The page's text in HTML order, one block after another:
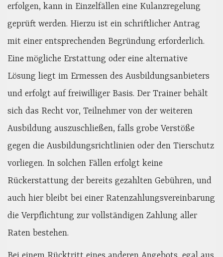
erfolgen, kann in Einzelfällen eine Kulanzregelung
geprüft werden. Hierzu ist ein schriftlicher Antrag
mit einer entsprechenden Begründung erforderlich.
Eine mögliche Erstattung oder eine alternative
Lösung liegt im Ermessen des Ausbildungsanbieters
und erfolgt auf freiwilliger Basis. Der Trainer behält
sich das Recht vor, Teilnehmer von der weiteren
Ausbildung auszuschließen, falls grobe Verstöße
gegen die Ausbildungsrichtlinien oder den Tierschutz
vorliegen. In solchen Fällen erfolgt keine
Rückerstattung der bereits gezahlten Gebühren, und
auch hier bleibt bei einer Ratenzahlungsvereinbarung
die Verpflichtung zur vollständigen Zahlung aller
Raten bestehen.